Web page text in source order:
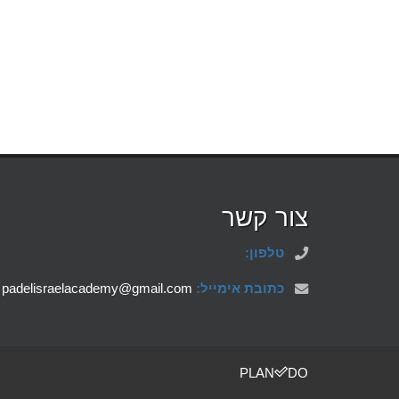
צור קשר
טלפון:
כתובת אימייל: padelisraelacademy@gmail.com
PLAN DO